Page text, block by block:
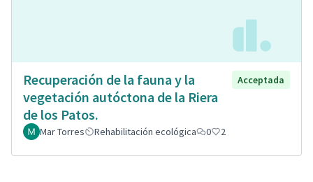
Recuperación de la fauna y la
vegetación autóctona de la Riera
de los Patos.
Acceptada
Mar Torres Rehabilitación ecológica 0 2